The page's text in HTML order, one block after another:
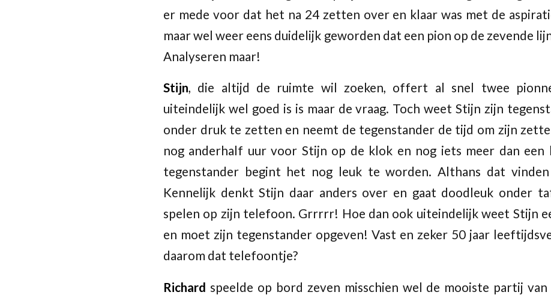
er mede voor dat het na 24 zetten over en klaar was met de
maar wel weer eens duidelijk geworden dat een pion op de zevende
Analyseren maar!
Stijn, die altijd de ruimte wil zoeken, offert al snel twee
uiteindelijk wel goed is is maar de vraag. Toch weet Stijn zijn
onder druk te zetten en neemt de tegenstander de tijd om zijn
nog anderhalf uur voor Stijn op de klok en nog iets meer dan
tegenstander begint het nog leuk te worden. Althans dat vinden
Kennelijk denkt Stijn daar anders over en gaat doodleuk onder
spelen op zijn telefoon. Grrrrr! Hoe dan ook uiteindelijk weet Stijn
en moet zijn tegenstander opgeven! Vast en zeker 50 jaar
daarom dat telefoontje?
Richard speelde op bord zeven misschien wel de mooiste partij van